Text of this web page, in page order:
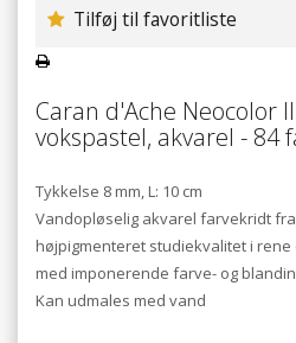
Tilføj til favoritliste
Caran d'Ache Neocolor II
vokspastel, akvarel - 84
Tykkelse 8 mm, L: 10 cm
Vandopløselig akvarel farvekridt
højpigmenteret studiekvalitet i
med imponerende farve- og
Kan udmales med vand